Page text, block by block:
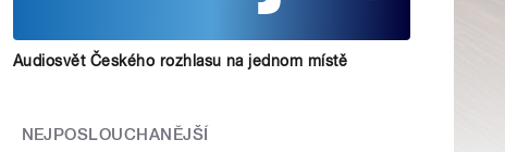
Audiosvět Českého rozhlasu na jednom místě
NEJPOSLOUCHANĚJŠÍ